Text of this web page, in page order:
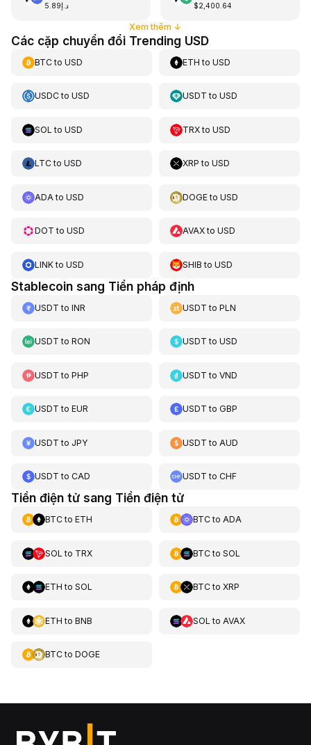
د.إ5.89 $2,400.64
Xem thêm ↓
Các cặp chuyển đổi Trending USD
BTCto USD ETH toUSD
USDCto USD USDT toUSD
SOL to USD TRXtoUSD
LTCto USD XRP toUSD
ADA to USD DOGEtoUSD
DOT to USD AVAXtoUSD
LINKto USD SHIB toUSD
Stablecoin sang Tiền pháp định
USDT to INR USDT toPLN
USDT to RON USDT toUSD
USDT to PHP USDT toVND
USDT to EUR USDT toGBP
USDT to JPY USDT to AUD
USDT to CAD USDT toCHF
Tiền điện tử sang Tiền điện tử
BTCto ETH BTCto ADA
SOL to TRX BTCto SOL
ETH to SOL BTCto XRP
ETH to BNB SOL to AVAX
BTCto DOGE